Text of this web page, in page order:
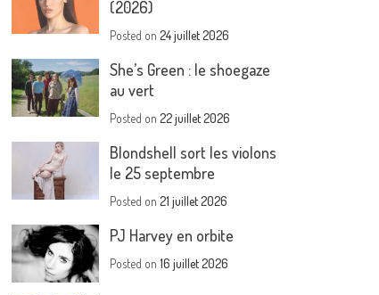
(2026)
Posted on24 juillet 2026
She’s Green : le shoegaze
au vert
Posted on22 juillet 2026
Blondshell sort les violons
le 25 septembre
Posted on21 juillet 2026
PJ Harvey en orbite
Posted on16 juillet 2026